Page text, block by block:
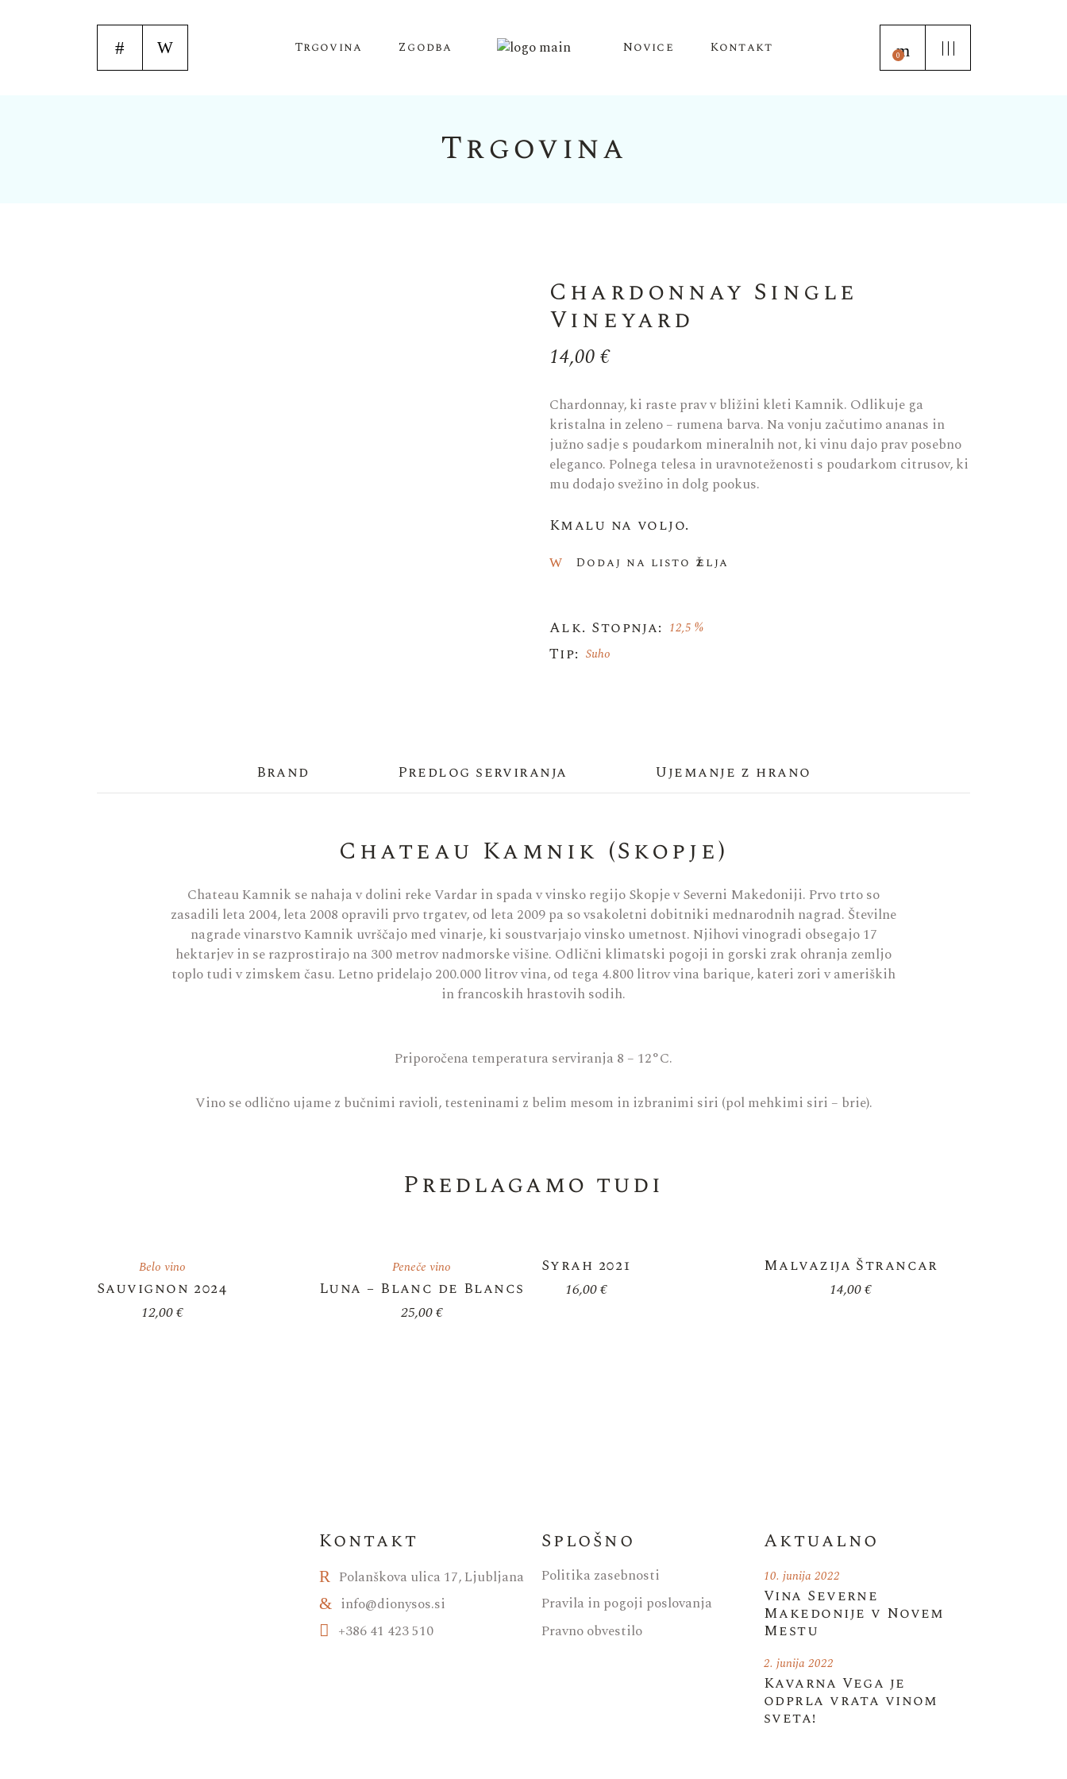
Trgovina Zgodba Novice Kontakt 0
Trgovina
Chardonnay Single
Vineyard
14,00€
Chardonnay, ki raste prav v bližini kleti Kamnik. Odlikuje ga
kristalna in zeleno – rumena barva. Na vonju začutimo ananas in
južno sadje s poudarkom mineralnih not, ki vinu dajo prav posebno
eleganco. Polnega telesa in uravnoteženosti s poudarkom citrusov, ki
mu dodajo svežino in dolg pookus.
Kmalu na voljo.
Dodaj na listo želja
Alk. Stopnja: 12,5 %
Tip: Suho
Brand Predlog serviranja Ujemanje z hrano
Chateau Kamnik (Skopje)
Chateau Kamnik se nahaja v dolini reke Vardar in spada v vinsko regijo Skopje v Severni Makedoniji. Prvo trto so
zasadili leta 2004, leta 2008 opravili prvo trgatev, od leta 2009 pa so vsakoletni dobitniki mednarodnih nagrad. Številne
nagrade vinarstvo Kamnik uvrščajo med vinarje, ki soustvarjajo vinsko umetnost. Njihovi vinogradi obsegajo 17
hektarjev in se razprostirajo na 300 metrov nadmorske višine. Odlični klimatski pogoji in gorski zrak ohranja zemljo
toplo tudi v zimskem času. Letno pridelajo 200.000 litrov vina, od tega 4.800 litrov vina barique, kateri zori v ameriških
in francoskih hrastovih sodih.
Priporočena temperatura serviranja 8 – 12°C.
Vino se odlično ujame z bučnimi ravioli, testeninami z belim mesom in izbranimi siri (pol mehkimi siri – brie).
Predlagamo tudi
Belo vino
Sauvignon 2024
12,00€
Peneče vino
Luna – Blanc de Blancs
25,00€
Syrah 2021
16,00€
Malvazija Štrancar
14,00€
Kontakt
Polanškova ulica 17, Ljubljana
info@dionysos.si
+386 41 423 510
Splošno
Politika zasebnosti
Pravila in pogoji poslovanja
Pravno obvestilo
Aktualno
Vina Severne
Makedonije v Novem
Mestu
10. junija 2022
Kavarna Vega je
odprla vrata vinom
sveta!
2. junija 2022